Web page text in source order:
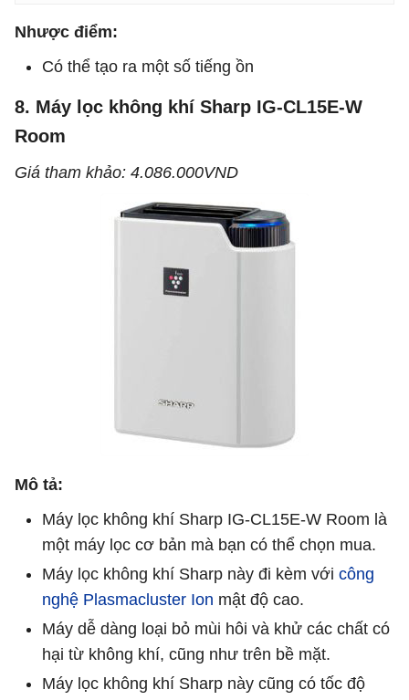
Nhược điểm:
Có thể tạo ra một số tiếng ồn
8. Máy lọc không khí Sharp IG-CL15E-W
Room
Giá tham khảo: 4.086.000VND
Mô tả:
Máy lọc không khí Sharp IG-CL15E-W Room là
một máy lọc cơ bản mà bạn có thể chọn mua.
Máy lọc không khí Sharp này đi kèm với công
nghệ Plasmacluster Ion mật độ cao.
Máy dễ dàng loại bỏ mùi hôi và khử các chất có
hại từ không khí, cũng như trên bề mặt.
Máy lọc không khí Sharp này cũng có tốc độ